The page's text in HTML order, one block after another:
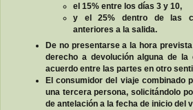
el 15% entre los días 3 y 10,
y el 25% dentro de las
anteriores a la salida.
De no presentarse a la hora
derecho a devolución alguna de la
acuerdo entre las partes en otro
El consumidor del viaje combinado
una tercera persona, solicitándolo
de antelación a la fecha de inicio del